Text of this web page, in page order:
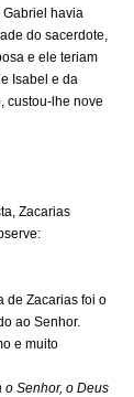
Gabriel havia
do sacerdote,
e ele teriam
Isabel e da
custou-lhe nove
Zacarias
de Zacarias foi o
ao Senhor.
e muito
o Senhor, o Deus